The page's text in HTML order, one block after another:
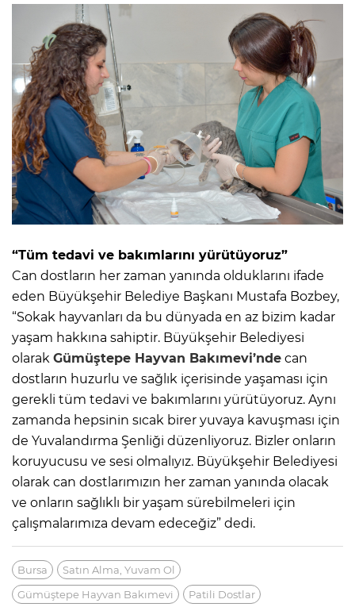
“Tüm tedavi ve bakımlarını yürütüyoruz”
Can dostların her zaman yanında olduklarını ifade
eden Büyükşehir Belediye Başkanı Mustafa Bozbey,
“Sokak hayvanları da bu dünyada en az bizim kadar
yaşam hakkına sahiptir. Büyükşehir Belediyesi
olarak Gümüştepe Hayvan Bakımevi’nde can
dostların huzurlu ve sağlık içerisinde yaşaması için
gerekli tüm tedavi ve bakımlarını yürütüyoruz. Aynı
zamanda hepsinin sıcak birer yuvaya kavuşması için
de Yuvalandırma Şenliği düzenliyoruz. Bizler onların
koruyucusu ve sesi olmalıyız. Büyükşehir Belediyesi
olarak can dostlarımızın her zaman yanında olacak
ve onların sağlıklı bir yaşam sürebilmeleri için
çalışmalarımıza devam edeceğiz” dedi.
Bursa
Satın Alma, Yuvam Ol
Gümüştepe Hayvan Bakımevi
Patili Dostlar